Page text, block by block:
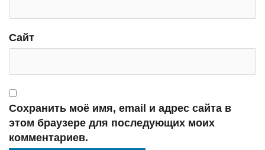
Сайт
Сохранить моё имя, email и адрес сайта в
этом браузере для последующих моих
комментариев.